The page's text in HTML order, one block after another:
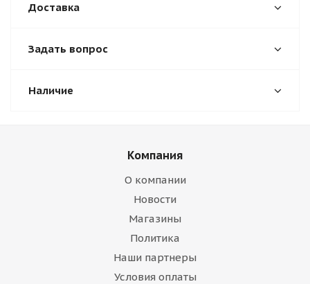
Доставка
Задать вопрос
Наличие
Компания
О компании
Новости
Магазины
Политика
Наши партнеры
Условия оплаты